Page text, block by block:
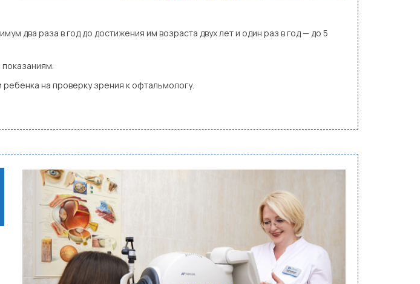
два раза в год до достижения им возраста двух лет и один раз в год — до 5
на проверку зрения к офтальмологу.